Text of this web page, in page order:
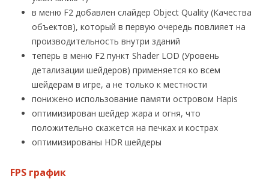
в меню F2 добавлен слайдер Object Quality (Качества
объектов), который в первую очередь повлияет на
производительность внутри зданий
теперь в меню F2 пункт Shader LOD (Уровень
детализации шейдеров) применяется ко всем
шейдерам в игре, а не только к местности
понижено использование памяти островом Hapis
оптимизирован шейдер жара и огня, что
положительно скажется на печках и кострах
оптимизированы HDR шейдеры
FPS график